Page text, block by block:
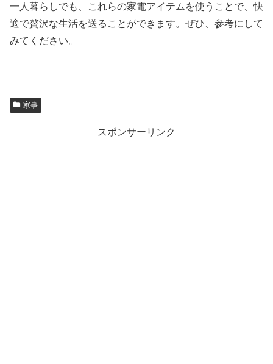
一人暮らしでも、これらの家電アイテムを使うことで、快
適で贅沢な生活を送ることができます。ぜひ、参考にして
みてください。
家事
スポンサーリンク